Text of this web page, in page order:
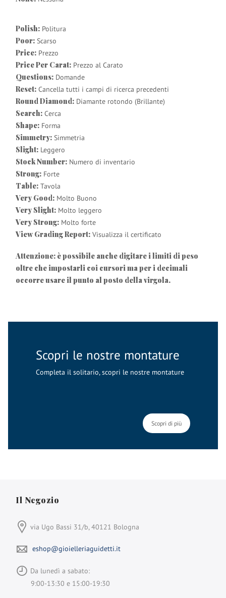
Polish: Politura
Poor: Scarso
Price: Prezzo
Price Per Carat: Prezzo al Carato
Questions: Domande
Reset: Cancella tutti i campi di ricerca precedenti
Round Diamond: Diamante rotondo (Brillante)
Search: Cerca
Shape: Forma
Simmetry: Simmetria
Slight: Leggero
Stock Number: Numero di inventario
Strong: Forte
Table: Tavola
Very Good: Molto Buono
Very Slight: Molto leggero
Very Strong: Molto forte
View Grading Report: Visualizza il certificato
Attenzione: è possibile anche digitare i limiti di peso
oltre che impostarli coi cursori ma per i decimali
occorre usare il punto al posto della virgola.
Scopri le nostre montature
Completa il solitario, scopri le nostre montature
Scopri di più
Il Negozio
via Ugo Bassi 31/b, 40121 Bologna
eshop@gioielleriaguidetti.it
Da lunedì a sabato:
9:00-13:30 e 15:00-19:30